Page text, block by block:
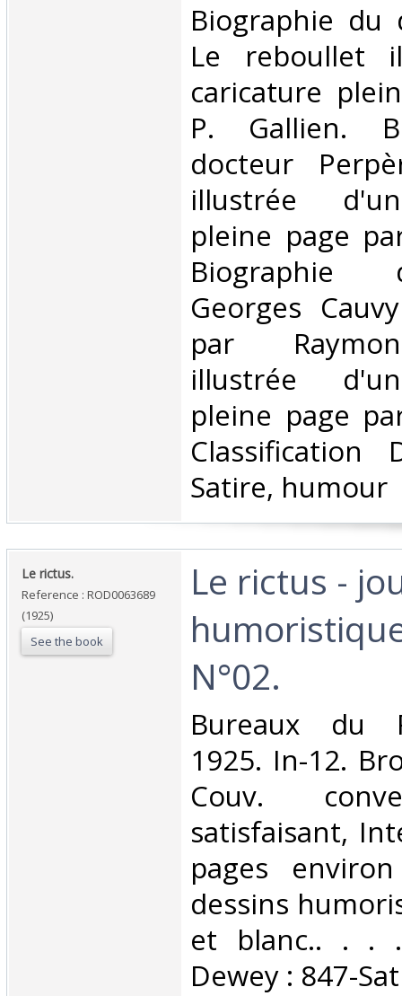
‎Biographie du
Le reboullet
caricature
P. Gallien.
docteur
illustrée
pleine page
Biographie
Georges
par
illustrée
pleine page
Classification
Satire, humour‎
‎Le rictus.‎
Reference : ROD0063689
(1925)
See the book
‎Le rictus -
N°02.‎
‎Bureaux du
1925. In-12.
Couv.
satisfaisant,
pages
dessins
et blanc.. . . .
Dewey : 847-